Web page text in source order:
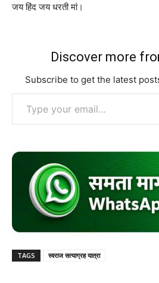
जय हिंद जय धरती मां।
Discover more
Subscribe to get the latest
Type your email…
TAGS स्वराज सत्याग्रह यात्रा